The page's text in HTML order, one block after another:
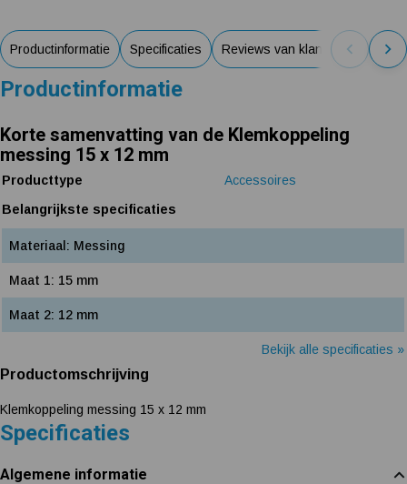
Productinformatie Specificaties Reviews van klanten
Productinformatie
Korte samenvatting van de Klemkoppeling
messing 15 x 12 mm
Producttype
Accessoires
Belangrijkste specificaties
Materiaal: Messing
Maat 1: 15 mm
Maat 2: 12 mm
Bekijk alle specificaties »
Productomschrijving
Klemkoppeling messing 15 x 12 mm
Specificaties
Algemene informatie